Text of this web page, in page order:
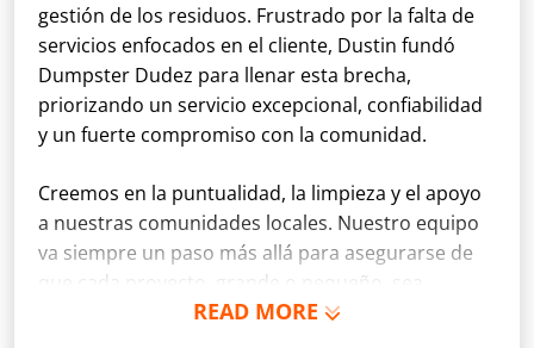
READ MORE
gestión de los residuos. Frustrado por la falta de
servicios enfocados en el cliente, Dustin fundó
Dumpster Dudez para llenar esta brecha,
priorizando un servicio excepcional, confiabilidad
y un fuerte compromiso con la comunidad.
Creemos en la puntualidad, la limpieza y el apoyo
a nuestras comunidades locales. Nuestro equipo
va siempre un paso más allá para asegurarse de
que cada proyecto, grande o pequeño, sea
gestionado con dedicación y profesionalidad. Ya